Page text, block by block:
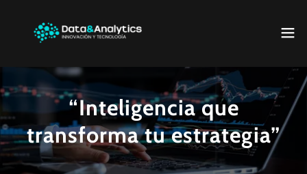
“Inteligencia que
transforma tu estrategia”